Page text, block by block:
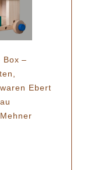
Box –
Ebert